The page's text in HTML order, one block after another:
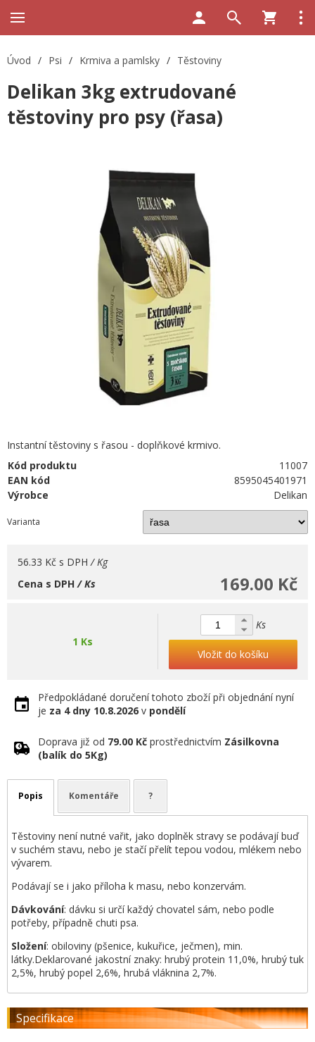
Úvod / Psi / Krmiva a pamlsky / Těstoviny
Delikan 3kg extrudované
těstoviny pro psy (řasa)
Instantní těstoviny s řasou - doplňkové krmivo.
Kód produktu
11007
EAN kód
8595045401971
Výrobce
Delikan
Varianta
56.33 Kč s DPH / Kg
169.00 Kč
Cena s DPH/ Ks
1 Ks
Ks
Vložit do košíku
Předpokládané doručení tohoto zboží při objednání nyní
je za 4 dny 10.8.2026 v pondělí
Doprava již od 79.00 Kč prostřednictvím Zásilkovna
(balík do 5Kg)
Popis Komentáře ?
Těstoviny není nutné vařit, jako doplněk stravy se podávají buď
v suchém stavu, nebo je stačí přelít tepou vodou, mlékem nebo
vývarem.
Podávají se i jako příloha k masu, nebo konzervám.
Dávkování: dávku si určí každý chovatel sám, nebo podle
potřeby, případně chuti psa.
Složení: obiloviny (pšenice, kukuřice, ječmen), min.
látky.Deklarované jakostní znaky: hrubý protein 11,0%, hrubý tuk
2,5%, hrubý popel 2,6%, hrubá vláknina 2,7%.
Specifikace